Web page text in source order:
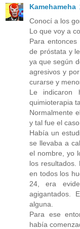
Kamehameha
Conocí a los
Lo que voy a
Para
de próstata y
ya que según
agresivos y
curarse y
Le indicaron
quimioterapia
Normalmente
y tal fue el
Había un
se llevaba a
el nombre, yo
los resultados.
en todos los
24, era
agigantados.
alguna.
Para ese
había